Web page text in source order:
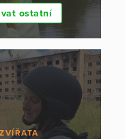
ostatní
ZVÍŘATA